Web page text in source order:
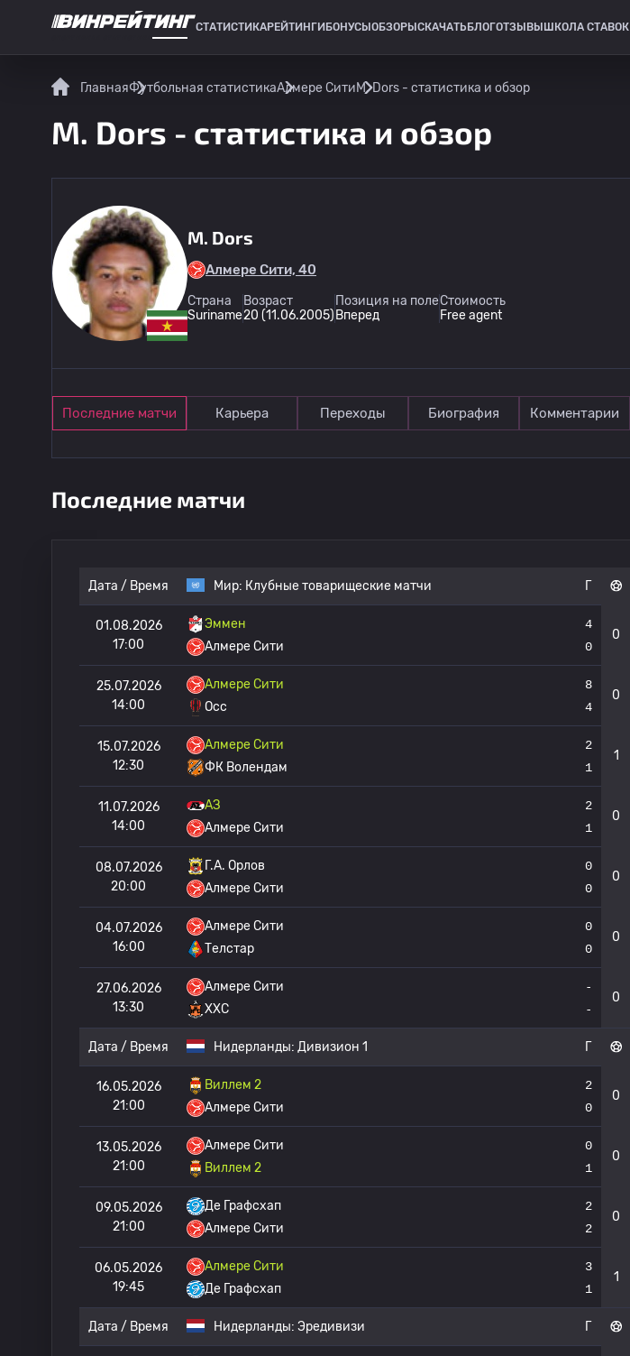
СТАТИСТИКАРЕЙТИНГИ БОНУСЫ ОБЗОРЫ СКАЧАТЬ БЛОГОТЗЫВЫ ШКОЛА СТАВОК
ГлавнаяФутбольная статистикаАлмере СитиM. Dors - статистика и обзор
M. Dors - статистика и обзор
M. Dors
Алмере Сити, 40
Страна
Suriname
Возраст
20 (11.06.2005)
Позиция на поле
Вперед
Стоимость
Free agent
Последние матчи Карьера Переходы Биография Комментарии
Последние матчи
Дата / Время Мир: Клубные товарищеские матчи Г
01.08.2026
17:00
Эммен
Алмере Сити
4
0
0
25.07.2026
14:00
Алмере Сити
Осс
8
4
0
15.07.2026
12:30
Алмере Сити
ФК Волендам
2
1
1
11.07.2026
14:00
АЗ
Алмере Сити
2
1
0
08.07.2026
20:00
Г.А. Орлов
Алмере Сити
0
0
0
04.07.2026
16:00
Алмере Сити
Телстар
0
0
0
27.06.2026
13:30
Алмере Сити
ХХС
-
-
0
Дата / Время Нидерланды: Дивизион 1 Г
16.05.2026
21:00
Виллем 2
Алмере Сити
2
0
0
13.05.2026
21:00
Алмере Сити
Виллем 2
0
1
0
09.05.2026
21:00
Де Графсхап
Алмере Сити
2
2
0
06.05.2026
19:45
Алмере Сити
Де Графсхап
3
1
1
Дата / Время Нидерланды: Эредивизи Г